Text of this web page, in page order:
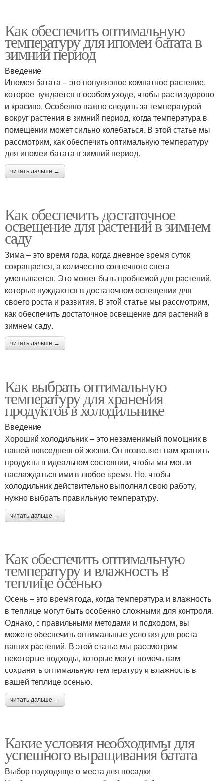
Как обеспечить оптимальную
температуру для ипомеи батата в
зимний период
Введение
Ипомея батата – это популярное комнатное растение,
которое нуждается в особом уходе, чтобы расти здорово
и красиво. Особенно важно следить за температурой
вокруг растения в зимний период, когда температура в
помещении может сильно колебаться. В этой статье мы
рассмотрим, как обеспечить оптимальную температуру
для ипомеи батата в зимний период.
читать дальше →
Как обеспечить достаточное
освещение для растений в зимнем
саду
Зима – это время года, когда дневное время суток
сокращается, а количество солнечного света
уменьшается. Это может быть проблемой для растений,
которые нуждаются в достаточном освещении для
своего роста и развития. В этой статье мы рассмотрим,
как обеспечить достаточное освещение для растений в
зимнем саду.
читать дальше →
Как выбрать оптимальную
температуру для хранения
продуктов в холодильнике
Введение
Хороший холодильник – это незаменимый помощник в
нашей повседневной жизни. Он позволяет нам хранить
продукты в идеальном состоянии, чтобы мы могли
наслаждаться ими в любое время. Но, чтобы
холодильник действительно выполнял свою работу,
нужно выбрать правильную температуру.
читать дальше →
Как обеспечить оптимальную
температуру и влажность в
теплице осенью
Осень – это время года, когда температура и влажность
в теплице могут быть особенно сложными для контроля.
Однако, с правильными методами и подходом, вы
можете обеспечить оптимальные условия для роста
ваших растений. В этой статье мы рассмотрим
некоторые подходы, которые могут помочь вам
сохранить оптимальную температуру и влажность в
вашей теплице осенью.
читать дальше →
Какие условия необходимы для
успешного выращивания батата
Выбор подходящего места для посадки